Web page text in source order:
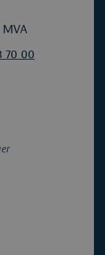
70 00